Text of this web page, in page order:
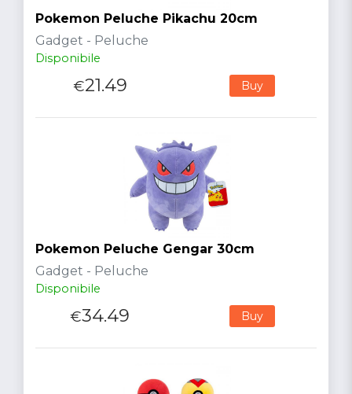
Pokemon Peluche Pikachu 20cm
Gadget - Peluche
Disponibile
€21.49 Buy
Pokemon Peluche Gengar 30cm
Gadget - Peluche
Disponibile
€34.49 Buy